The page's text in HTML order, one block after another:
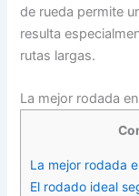
de rueda permite
resulta
rutas largas.
La mejor rodada
La mejor rodada
El rodado ideal